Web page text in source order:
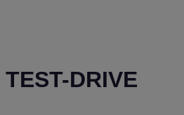
DRIVE